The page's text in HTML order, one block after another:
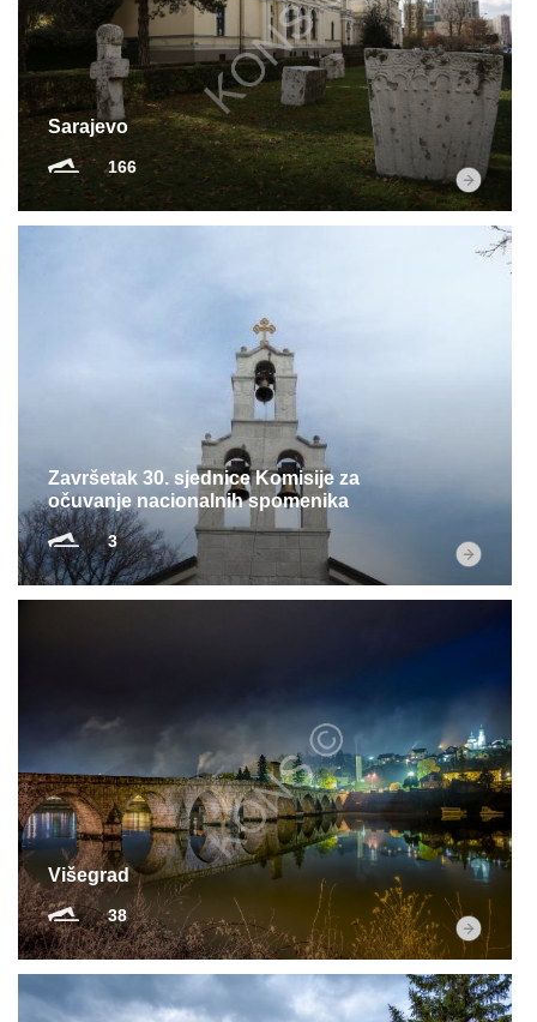
Sarajevo
166
Završetak 30. sjednice Komisije za
očuvanje nacionalnih spomenika
3
Višegrad
38